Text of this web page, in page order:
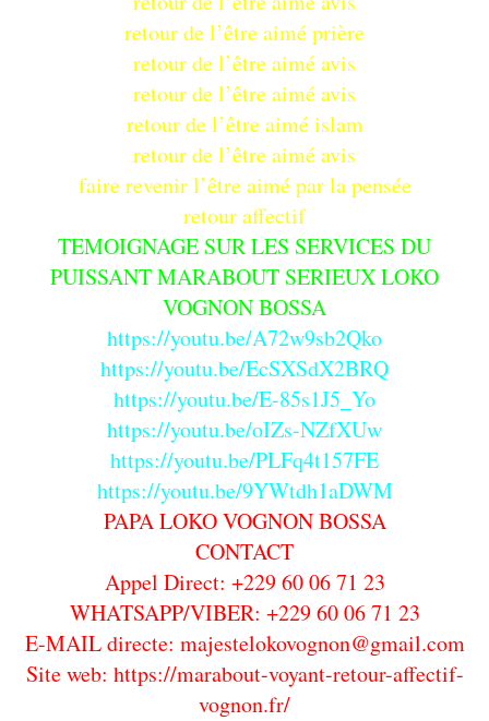
retour de l’être aimé prière
retour de l’être aimé avis
retour de l’être aimé avis
retour de l’être aimé islam
retour de l’être aimé avis
faire revenir l’être aimé par la pensée
retour affectif
TEMOIGNAGE SUR LES SERVICES DU
PUISSANT MARABOUT SERIEUX LOKO
VOGNON BOSSA
https://youtu.be/A72w9sb2Qko
https://youtu.be/EcSXSdX2BRQ
https://youtu.be/E-85s1J5_Yo
https://youtu.be/oIZs-NZfXUw
https://youtu.be/PLFq4t157FE
https://youtu.be/9YWtdh1aDWM
PAPA LOKO VOGNON BOSSA
CONTACT
Appel Direct: +229 60 06 71 23
WHATSAPP/VIBER: +229 60 06 71 23
E-MAIL directe: majestelokovognon@gmail.com
Site web: https://marabout-voyant-retour-affectif-
vognon.fr/